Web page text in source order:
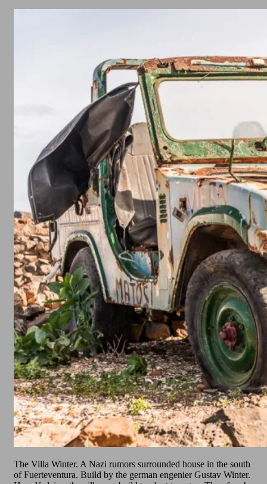
The Villa Winter. A Nazi rumors surrounded house in the south
of Fuerteventura. Build by the german engenier Gustav Winter.